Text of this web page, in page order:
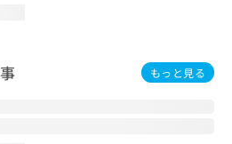
もっと見る